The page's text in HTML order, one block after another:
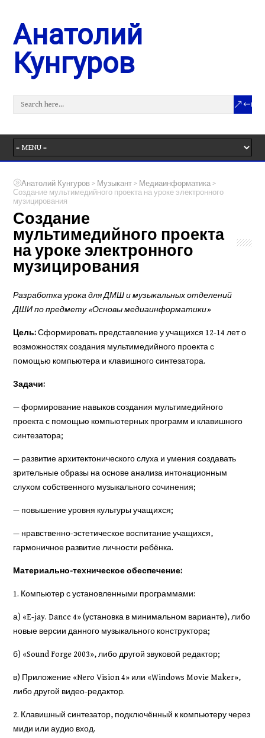
Анатолий
Кунгуров
Анатолий Кунгуров > Музыкант > Медиаинформатика >
Создание мультимедийного проекта на уроке электронного
музицирования
Создание
мультимедийного проекта
на уроке электронного
музицирования
Разработка урока для ДМШ и музыкальных отделений
ДШИ по предмету «Основы медиаинформатики»
Цель:Сформировать представление у учащихся 12-14 лет о
возможностях создания мультимедийного проекта с
помощью компьютера и клавишного синтезатора.
Задачи:
— формирование навыков создания мультимедийного
проекта с помощью компьютерных программ и клавишного
синтезатора;
— развитие архитектонического слуха и умения создавать
зрительные образы на основе анализа интонационным
слухом собственного музыкального сочинения;
— повышение уровня культуры учащихся;
— нравственно-эстетическое воспитание учащихся,
гармоничное развитие личности ребёнка.
Материально-техническое обеспечение:
1. Компьютер с установленными программами:
а) «E-jay. Dance 4» (установка в минимальном варианте), либо
новые версии данного музыкального конструктора;
б) «Sound Forge 2003», либо другой звуковой редактор;
в) Приложение «Nero Vision 4» или «Windows Movie Maker»,
либо другой видео-редактор.
2. Клавишный синтезатор, подключённый к компьютеру через
миди или аудио вход.